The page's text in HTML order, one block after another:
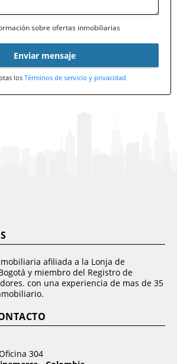
sobre ofertas inmobiliarias
Enviar mensaje
los Términos de servicio y privacidad
afiliada a la Lonja de
y miembro del Registro de
con una experiencia de mas de 35
304